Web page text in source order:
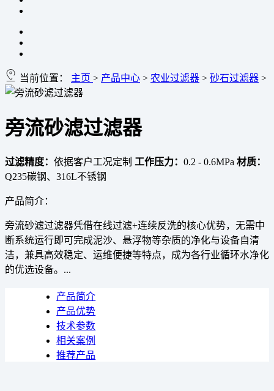
当前位置： 主页 > 产品中心 > 农业过滤器 > 砂石过滤器 >
旁流砂滤过滤器
过滤精度： 依据客户工况定制 工作压力： 0.2 - 0.6MPa 材质：
Q235碳钢、316L不锈钢
产品简介：
旁流砂滤过滤器凭借在线过滤+连续反洗的核心优势，无需中
断系统运行即可完成泥沙、悬浮物等杂质的净化与设备自清
洁，兼具高效稳定、运维便捷等特点，成为各行业循环水净化
的优选设备。...
产品简介
产品优势
技术参数
相关案例
推荐产品